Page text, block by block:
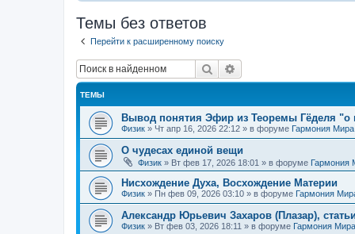
Темы без ответов
Перейти к расширенному поиску
Поиск
ТЕМЫ
Вывод понятия Эфир из Теоремы Гёделя "о
Физик » Чт апр 16, 2026 22:12 » в форуме Гармония Мира
О чудесах единой вещи
Физик » Вт фев 17, 2026 18:01 » в форуме Гармония
Нисхождение Духа, Восхождение Материи
Физик » Пн фев 09, 2026 03:10 » в форуме Гармония
Александр Юрьевич Захаров (Плазар), статьи
Физик » Вт фев 03, 2026 18:11 » в форуме Гармония Мира